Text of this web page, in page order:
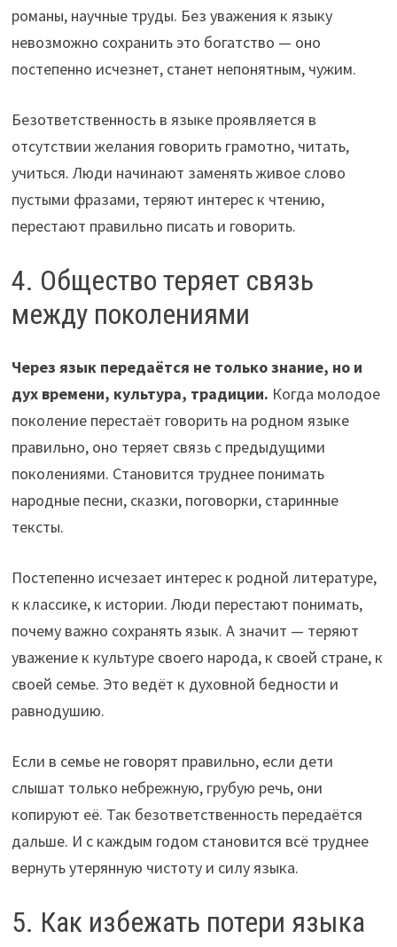
романы, научные труды. Без уважения к языку
невозможно сохранить это богатство — оно
постепенно исчезнет, станет непонятным, чужим.
Безответственность в языке проявляется в
отсутствии желания говорить грамотно, читать,
учиться. Люди начинают заменять живое слово
пустыми фразами, теряют интерес к чтению,
перестают правильно писать и говорить.
4. Общество теряет связь
между поколениями
Через язык передаётся не только знание, но и
дух времени, культура, традиции. Когда молодое
поколение перестаёт говорить на родном языке
правильно, оно теряет связь с предыдущими
поколениями. Становится труднее понимать
народные песни, сказки, поговорки, старинные
тексты.
Постепенно исчезает интерес к родной литературе,
к классике, к истории. Люди перестают понимать,
почему важно сохранять язык. А значит — теряют
уважение к культуре своего народа, к своей стране, к
своей семье. Это ведёт к духовной бедности и
равнодушию.
Если в семье не говорят правильно, если дети
слышат только небрежную, грубую речь, они
копируют её. Так безответственность передаётся
дальше. И с каждым годом становится всё труднее
вернуть утерянную чистоту и силу языка.
5. Как избежать потери языка